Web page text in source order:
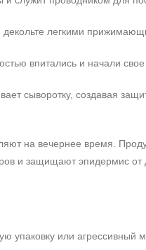
декольте легкими
впитались и начали свое
сыворотку, создавая
на вечернее время.
и защищают эпидермис от
упаковку или агрессивный